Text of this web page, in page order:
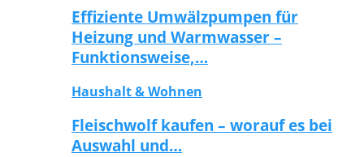
Effiziente Umwälzpumpen für
Heizung und Warmwasser –
Funktionsweise,…
Haushalt & Wohnen
Fleischwolf kaufen – worauf es bei
Auswahl und…